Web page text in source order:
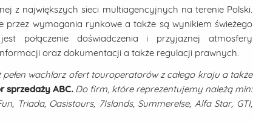
z największych sieci multiagencyjnych na terenie Polski.
przez wymagania rynkowe a także są wynikiem świeżego
połączenie doświadczenia i przyjaznej atmosfery
oraz dokumentacji a także regulacji prawnych.
wachlarz ofert touroperatorów z całego kraju a także
sprzedaży ABC.Do firm, które reprezentujemy należą min:
Triada, Oasistours, 7Islands, Summerelse, Alfa Star, GTI,